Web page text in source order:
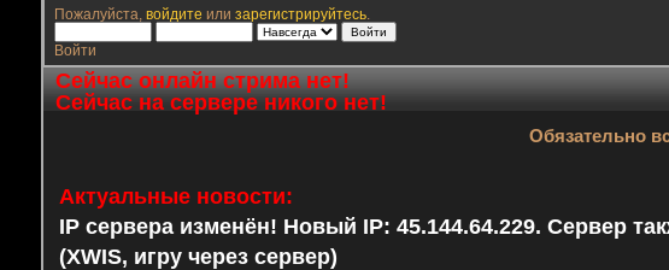
Пожалуйста, войдите или зарегистрируйтесь.
Войти
Сейчас онлайн стрима нет!
Сейчас на сервере никого нет!
Обязательно
Актуальные новости:
IP сервера изменён! Новый IP: 45.144.64.229. Сервер
(XWIS, игру через сервер)